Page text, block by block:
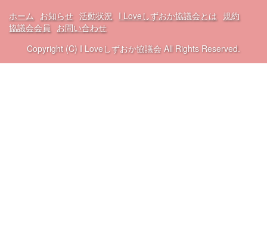
ホーム お知らせ 活動状況 I Loveしずおか協議会とは 規約
協議会会員 お問い合わせ
Copyright (C) I Loveしずおか協議会 All Rights Reserved.